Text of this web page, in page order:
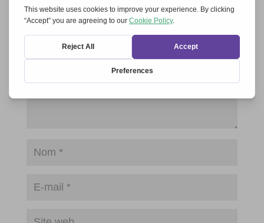
Votre adresse e-mail ne sera pas publiée. Les champs
obligatoires sont indiqués avec*